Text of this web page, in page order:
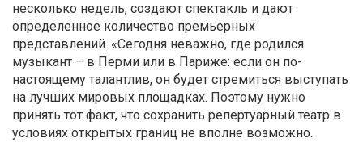
несколько недель, создают спектакль и дают
определенное количество премьерных
представлений. «Сегодня неважно, где родился
музыкант – в Перми или в Париже: если он по-
настоящему талантлив, он будет стремиться выступать
на лучших мировых площадках. Поэтому нужно
принять тот факт, что сохранить репертуарный театр в
условиях открытых границ не вполне возможно.